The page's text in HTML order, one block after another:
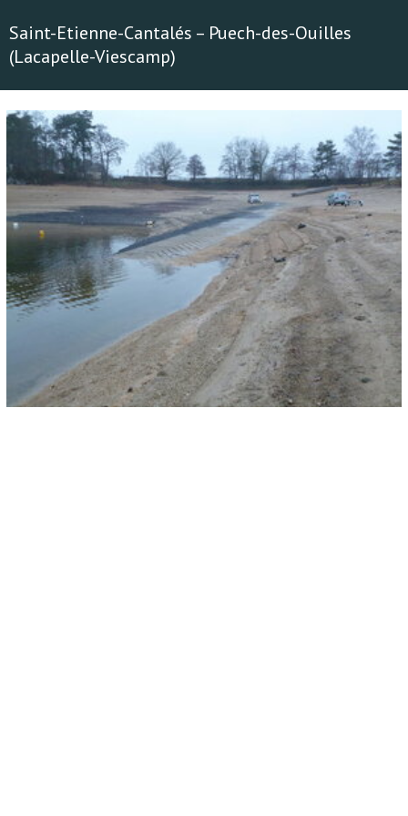
Saint-Etienne-Cantalés – Puech-des-Ouilles
(Lacapelle-Viescamp)